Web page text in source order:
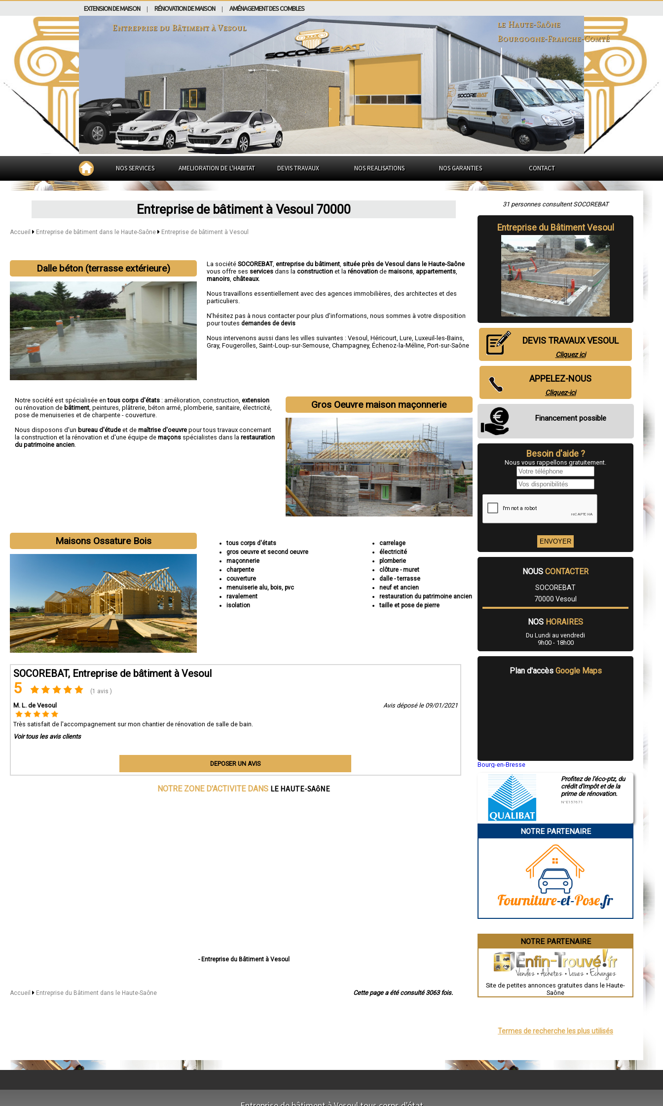
EXTENSION DE MAISON RÉNOVATION DE MAISON AMÉNAGEMENT DES COMBLES
Entreprise du Bâtiment àVesoul
le Haute-Saône
Bourgogne-Franche-Comté
NOS SERVICES AMELIORATION DE L'HABITAT DEVIS TRAVAUX NOS REALISATIONS NOS GARANTIES CONTACT
Entreprise de bâtiment à Vesoul 70000
Accueil Entreprise de bâtiment dans le Haute-Saône Entreprise de bâtiment à Vesoul
Dalle béton (terrasse extérieure) La sociétéSOCOREBAT,entreprise du bâtiment, située près de Vesoul dans le Haute-Saône
vous offre ses services dans laconstruction et larénovation demaisons, appartements,
manoirs,châteaux.
Nous travaillons essentiellement avec des agences immobilières, des architectes et des
particuliers.
N'hésitez pas à nous contacter pour plus d'informations, nous sommes à votre disposition
pour toutesdemandes de devis
Nous intervenons aussi dans les villes suivantes :Vesoul,Héricourt,Lure,Luxeuil-les-Bains,
Gray,Fougerolles,Saint-Loup-sur-Semouse,Champagney,Échenoz-la-Méline,Port-sur-Saône
Gros Oeuvre maison maçonnerie
Notre société est spécialisée entous corps d'états : amélioration, construction, extension
ou rénovation de bâtiment, peintures, plâtrerie, béton armé, plomberie, sanitaire, électricité,
pose de menuiseries et de charpente - couverture.
Nous disposons d'un bureau d'étude et de maîtrise d'oeuvre pour tous travaux concernant
la construction et la rénovation et d'une équipe de maçons spécialistes dans la restauration
du patrimoine ancien.
Maisons Ossature Bois
tous corps d'états
gros oeuvre et second oeuvre
maçonnerie
charpente
couverture
menuiserie alu, bois, pvc
ravalement
isolation
carrelage
électricité
plomberie
clôture - muret
dalle - terrasse
neuf et ancien
restauration du patrimoine ancien
taille et pose de pierre
SOCOREBAT, Entreprise de bâtiment à Vesoul
5 (1 avis )
M. L. de Vesoul Avis déposé le 09/01/2021
Très satisfait de l'accompagnement sur mon chantier de rénovation de salle de bain.
Voir tous les avis clients
DEPOSER UN AVIS
NOTRE ZONE D'ACTIVITE DANS LE HAUTE-SAôNE
- Entreprise du Bâtiment à Vesoul
- Entreprise du Bâtiment à Vaivre-et-Montoille
- Entreprise du Bâtiment à Plancher-Bas
Cette page a été consulté 3063 fois.
Accueil Entreprise du Bâtiment dans le Haute-Saône
31 personnes consultent SOCOREBAT
Entreprise du Bâtiment Vesoul
DEVIS TRAVAUX VESOUL
Cliquez ici
APPELEZ-NOUS
Cliquez-ici
Financement possible
Besoin d'aide ?
Nous vous rappellons gratuitement.
NOUS CONTACTER
SOCOREBAT
70000 Vesoul
NOS HORAIRES
Du Lundi au vendredi
9h00 - 18h00
Plan d'accès Google Maps
Bourg-en-Bresse
Montluçon
Manosque
Gap
Charleville-Mézières
Pamiers
Narbonne
Brive-la-Gaillarde
Guéret
Besançon
Évreux
Chartres
Nîmes
Auch
Grenoble
Saint-Étienne
Le Puy-en-Velay
Cahors
Profitez de l'éco-ptz, du
crédit d'impôt et de la
prime de rénovation.
N°E157671
NOTRE PARTENAIRE
NOTRE PARTENAIRE
Site de petites annonces gratuites dans le Haute-
Saône
Termes de recherche les plus utilisés